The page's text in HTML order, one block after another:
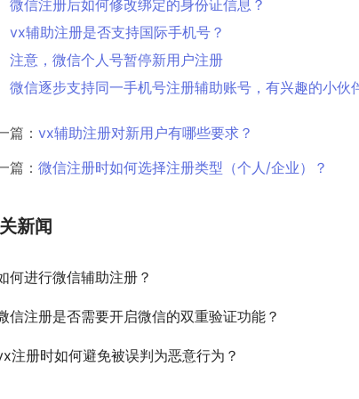
微信注册后如何修改绑定的身份证信息？
vx辅助注册是否支持国际手机号？
注意，微信个人号暂停新用户注册
微信逐步支持同一手机号注册辅助账号，有兴趣的小伙
篇： vx辅助注册对新用户有哪些要求？
篇： 微信注册时如何选择注册类型（个人/企业）？
新闻
何进行微信辅助注册？
信注册是否需要开启微信的双重验证功能？
注册时如何避免被误判为恶意行为？